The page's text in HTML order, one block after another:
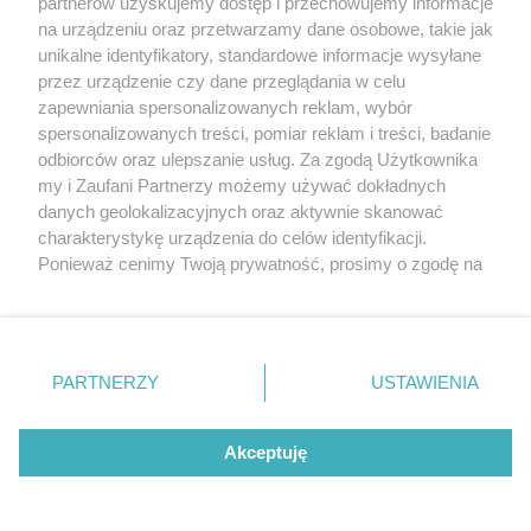
Kolizja i wypadek samochodowy, który spowodujesz
na urządzeniu oraz przetwarzamy dane osobowe, takie jak
unikalne identyfikatory, standardowe informacje wysyłane
przez urządzenie czy dane przeglądania w celu
zapewniania spersonalizowanych reklam, wybór
spersonalizowanych treści, pomiar reklam i treści, badanie
odbiorców oraz ulepszanie usług. Za zgodą Użytkownika
my i Zaufani Partnerzy możemy używać dokładnych
danych geolokalizacyjnych oraz aktywnie skanować
charakterystykę urządzenia do celów identyfikacji.
Ponieważ cenimy Twoją prywatność, prosimy o zgodę na
znajdujący się w lewym dolnym rogu strony
. Niektóre
rodzaje przetwarzania danych nie wymagają zgody
użytkownika, ale masz prawo sprzeciwić się takiemu
przetwarzaniu. Preferencje będą miały zastosowania tylko
na tej witrynie.
PARTNERZY USTAWIENIA
Akceptuję